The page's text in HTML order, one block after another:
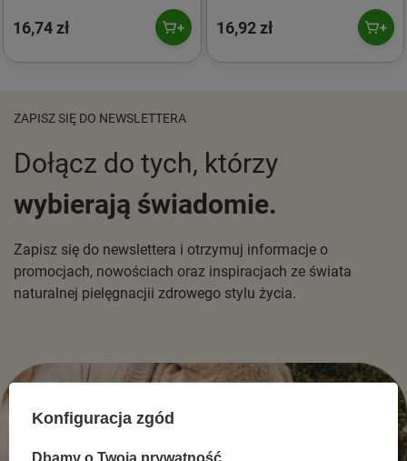
BEZGLUTENOWE BIO 150 g -
LE PAIN DES FLEURS
16,74 zł
OWSIANE BEZGLUTENOWE
BIO 150 g
16,92 zł
ZAPISZ SIĘ DO NEWSLETTERA
Dołącz do tych, którzy
wybierają świadomie.
Zapisz się do newslettera i otrzymuj informacje o
promocjach, nowościach oraz inspiracjach ze świata
naturalnej pielęgnacjii zdrowego stylu życia.
Konfiguracja zgód
Dbamy o Twoją prywatność